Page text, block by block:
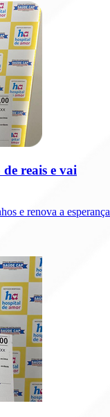
reais e vai
e renova a esperança